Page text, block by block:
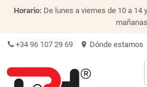
Horario: De lunes a viernes de 10 a 14
mañanas
+34 96 107 29 69 location_on Dónde estamos